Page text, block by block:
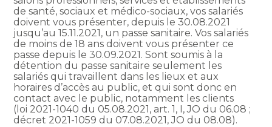
de santé, sociaux et médico-sociaux, vos salariés
doivent vous présenter, depuis le 30.08.2021
jusqu’au 15.11.2021, un passe sanitaire. Vos salariés
de moins de 18 ans doivent vous présenter ce
passe depuis le 30.09.2021. Sont soumis à la
détention du passe sanitaire seulement les
salariés qui travaillent dans les lieux et aux
horaires d’accès au public, et qui sont donc en
contact avec le public, notamment les clients
(loi 2021-1040 du 05.08.2021, art. 1, I, JO du 06.08 ;
décret 2021-1059 du 07.08.2021, JO du 08.08).